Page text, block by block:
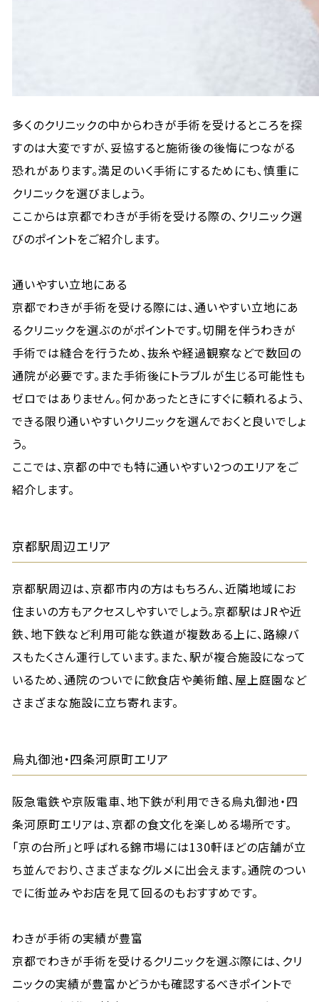
多くのクリニックの中からわきが手術を受けるところを探
すのは大変ですが、妥協すると施術後の後悔につながる
恐れがあります。満足のいく手術にするためにも、慎重に
クリニックを選びましょう。
ここからは京都でわきが手術を受ける際の、クリニック選
びのポイントをご紹介します。
通いやすい立地にある
京都でわきが手術を受ける際には、通いやすい立地にあ
るクリニックを選ぶのがポイントです。切開を伴うわきが
手術では縫合を行うため、抜糸や経過観察などで数回の
通院が必要です。また手術後にトラブルが生じる可能性も
ゼロではありません。何かあったときにすぐに頼れるよう、
できる限り通いやすいクリニックを選んでおくと良いでしょ
う。
ここでは、京都の中でも特に通いやすい2つのエリアをご
紹介します。
京都駅周辺エリア
京都駅周辺は、京都市内の方はもちろん、近隣地域にお
住まいの方もアクセスしやすいでしょう。京都駅はJRや近
鉄、地下鉄など利用可能な鉄道が複数ある上に、路線バ
スもたくさん運行しています。また、駅が複合施設になって
いるため、通院のついでに飲食店や美術館、屋上庭園など
さまざまな施設に立ち寄れます。
烏丸御池・四条河原町エリア
阪急電鉄や京阪電車、地下鉄が利用できる烏丸御池・四
条河原町エリアは、京都の食文化を楽しめる場所です。
「京の台所」と呼ばれる錦市場には130軒ほどの店舗が立
ち並んでおり、さまざまなグルメに出会えます。通院のつい
でに街並みやお店を見て回るのもおすすめです。
わきが手術の実績が豊富
京都でわきが手術を受けるクリニックを選ぶ際には、クリ
ニックの実績が豊富かどうかも確認するべきポイントで